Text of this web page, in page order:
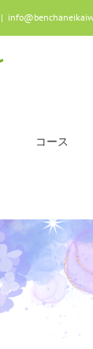
|
コース